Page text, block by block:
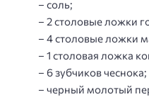
– соль;
– 2 столовые ложки
– 4 столовые ложки
– 1 столовая ложка
– 6 зубчиков чеснока;
– черный молотый